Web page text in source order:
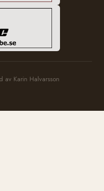
Karin Halvarsson